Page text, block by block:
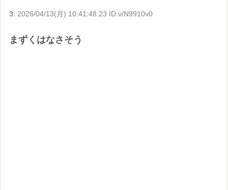
3: 2026/04/13(月) 10:41:48.23 ID:v/N9910v0
まずくはなさそう